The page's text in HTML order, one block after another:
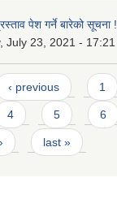
पेश गर्ने बारेको सूचना !
July 23, 2021 - 17:21
‹ previous 1
4 5 6
last »